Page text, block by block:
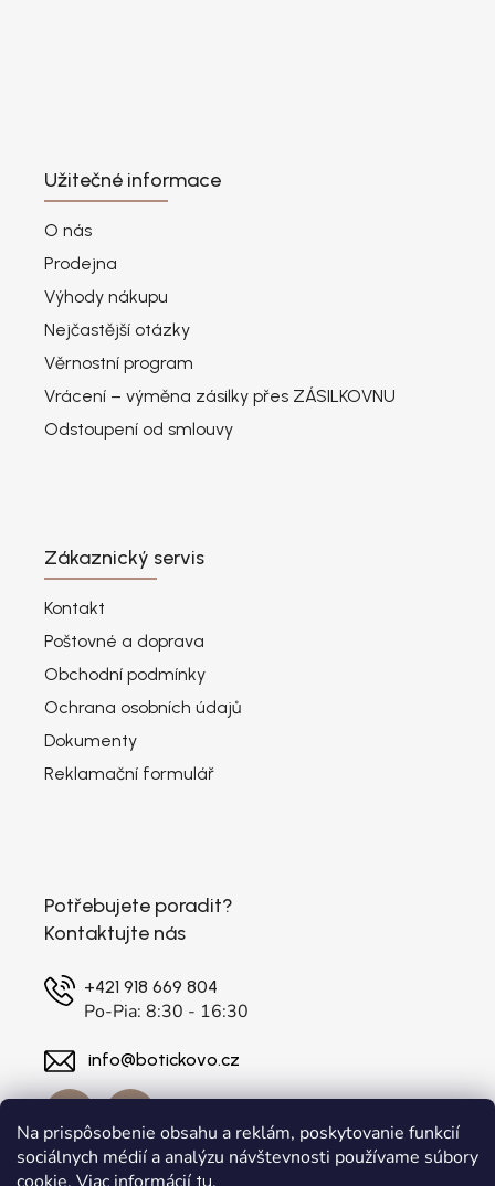
Na prispôsobenie obsahu a reklám, poskytovanie funkcií
sociálnych médií a analýzu návštevnosti používame súbory
tu
Užitečné informace
O nás
Prodejna
Výhody nákupu
Nejčastější otázky
Věrnostní program
Vrácení – výměna zásilky přes ZÁSILKOVNU
Odstoupení od smlouvy
Zákaznický servis
Kontakt
Poštovné a doprava
Obchodní podmínky
Ochrana osobních údajů
Dokumenty
Reklamační formulář
Potřebujete poradit?
Kontaktujte nás
+421 918 669 804
Po-Pia: 8:30 - 16:30
info@botickovo.cz